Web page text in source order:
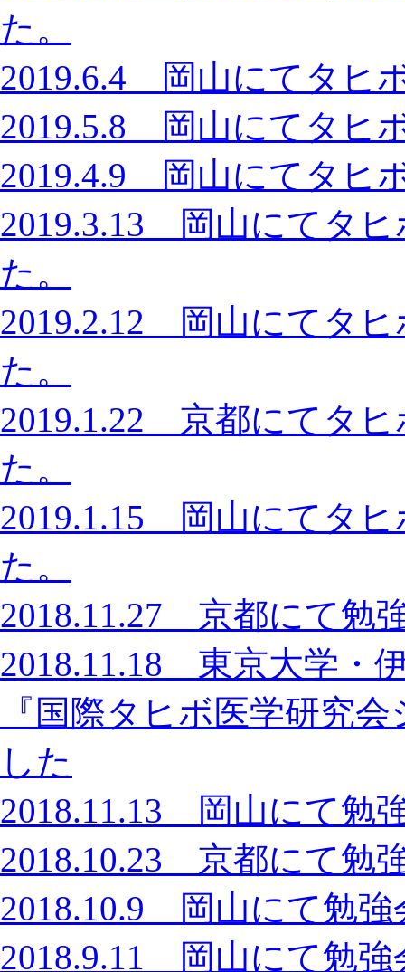
た。
2019.6.4 岡山にてタヒ
2019.5.8 岡山にてタヒ
2019.4.9 岡山にてタヒ
2019.3.13 岡山にてタ
た。
2019.2.12 岡山にてタ
た。
2019.1.22 京都にてタ
た。
2019.1.15 岡山にてタ
た。
2018.11.27 京都にて勉
2018.11.18 東京大学・
『国際タヒボ医学研究
した
2018.11.13 岡山にて勉
2018.10.23 京都にて勉
2018.10.9 岡山にて勉
2018.9.11 岡山にて勉